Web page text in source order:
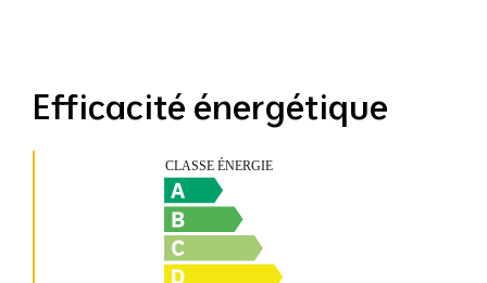
Efficacité énergétique